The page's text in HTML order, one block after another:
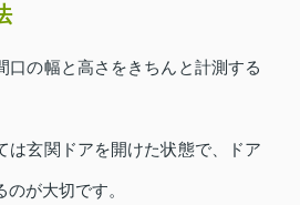
口の幅と高さをきちんと計測する
は玄関ドアを開けた状態で、ドア
が大切です。